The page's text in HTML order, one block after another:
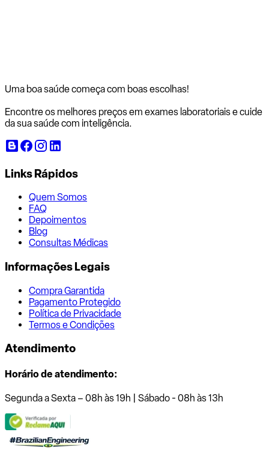
Uma boa saúde começa com boas escolhas!
Encontre os melhores preços em exames laboratoriais e cuide
da sua saúde com inteligência.
Links Rápidos
Quem Somos
FAQ
Depoimentos
Blog
Consultas Médicas
Informações Legais
Compra Garantida
Pagamento Protegido
Política de Privacidade
Termos e Condições
Atendimento
Horário de atendimento:
Segunda a Sexta – 08h às 19h | Sábado - 08h às 13h